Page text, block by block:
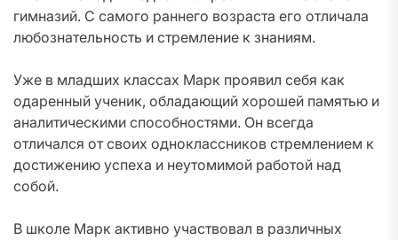
гимназий. С самого раннего возраста его отличала
любознательность и стремление к знаниям.
Уже в младших классах Марк проявил себя как
одаренный ученик, обладающий хорошей памятью и
аналитическими способностями. Он всегда
отличался от своих одноклассников стремлением к
достижению успеха и неутомимой работой над
собой.
В школе Марк активно участвовал в различных